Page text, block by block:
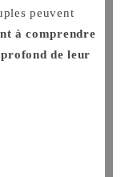
peuvent
à comprendre
de leur